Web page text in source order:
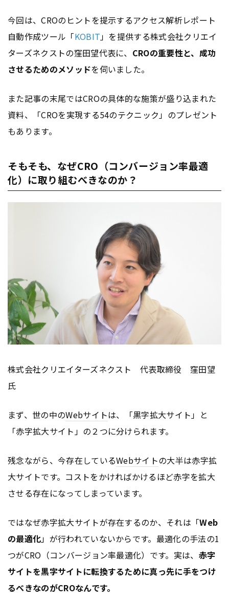
今回は、CROのヒントを提示するアクセス解析レポート
自動作成ツール「KOBIT」を提供する株式会社クリエイ
ターズネクストの窪田望代表に、 CROの重要性と、成功
させるためのメソッドを伺いました。
また記事の末尾ではCROの具体的な施策が盛り込まれた
資料、「CROを実現する54のテクニック」のプレゼント
もあります。
そもそも、なぜCRO（コンバージョン率最適
化）に取り組むべきなのか？
株式会社クリエイターズネクスト 代表取締役 窪田望
氏
まず、世の中のWebサイトは、「黒字拡大サイト」と
「赤字拡大サイト」の２つに分けられます。
残念ながら、今存在しているWebサイトの大半は赤字拡
大サイトです。コストをかければかけるほど赤字を拡大
させる存在になってしまっています。
ではなぜ赤字拡大サイトが存在するのか、それは「Web
の最適化」が行われていないからです。最適化の手法の1
つがCRO（コンバージョン率最適化）です。実は、 赤字
サイトを黒字サイトに転換するために真っ先に手をつけ
るべきなのがCROなんです。